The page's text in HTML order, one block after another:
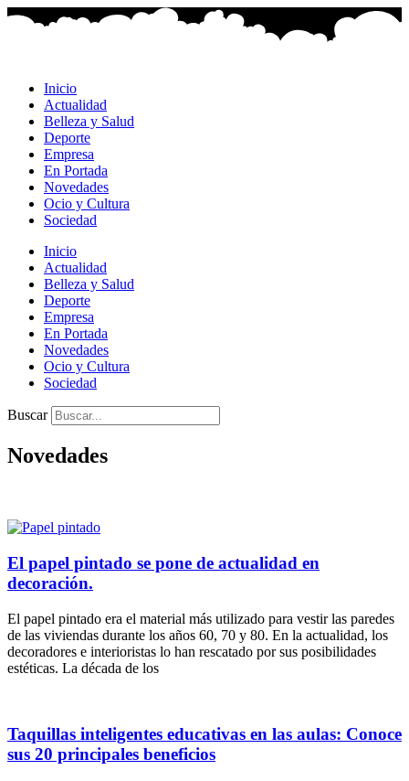
Ir
Inicio
Actualidad
Belleza y Salud
Deporte
Empresa
En Portada
Novedades
Ocio y Cultura
Sociedad
Inicio
Actualidad
Belleza y Salud
Deporte
Empresa
En Portada
Novedades
Ocio y Cultura
Sociedad
Buscar
Novedades
El papel pintado se pone de actualidad en
decoración.
El papel pintado era el material más utilizado para vestir las paredes
de las viviendas durante los años 60, 70 y 80. En la actualidad, los
decoradores e interioristas lo han rescatado por sus posibilidades
estéticas. La década de los
Taquillas inteligentes educativas en las aulas: Conoce
sus 20 principales beneficios